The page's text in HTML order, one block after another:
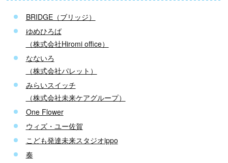
BRIDGE（ブリッジ）
ゆめひろば
（株式会社Hiromi office）
なないろ
（株式会社パレット）
みらいスイッチ
（株式会社未来ケアグループ）
One Flower
ウィズ・ユー佐賀
こども発達未来スタジオippo
奏